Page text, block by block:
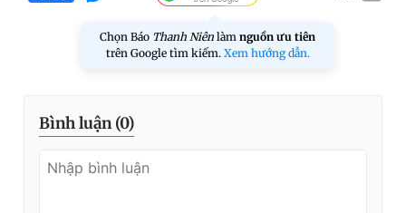
Chọn Báo Thanh Niên làm nguồn ưu tiên
trên Google tìm kiếm. Xem hướng dẫn.
Bình luận (0)